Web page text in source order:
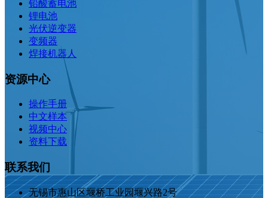
铅酸蓄电池
锂电池
光伏逆变器
变频器
焊接机器人
资源中心
操作手册
中文样本
视频中心
资料下载
联系我们
无锡市惠山区堰桥工业园堰兴路2号